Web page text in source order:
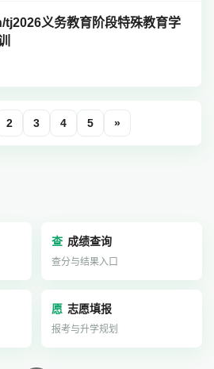
义务教育阶段特殊教育学
2 3 4 5 »
查 成绩查询
查分与结果入口
愿 志愿填报
报考与升学规划